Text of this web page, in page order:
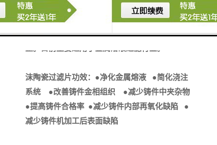
隙率使其具有密度小、气孔比表面积大、流通阻
力小、过滤效果好，同时化学稳定性高，无 毒等
优点。对形状、尺寸、渗透性等可根据需求易调
沫陶瓷过滤片功效： ●净化金属熔液 ●简化浇注
系统 ●改善铸件金相组织 ●减少铸件中夹杂物
●提高铸件合格率 ●减少铸件内部再氧化缺陷 ●
减少铸件机加工后表面缺陷